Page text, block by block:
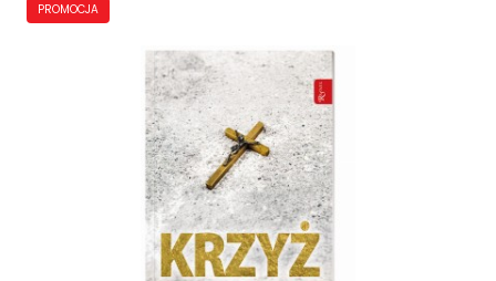
PROMOCJA